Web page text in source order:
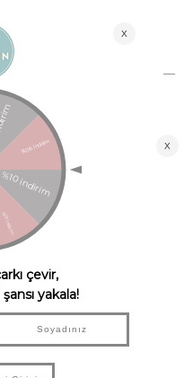
kutuda sunulmaktadır ve
olacaktır
ambalajlar
5,7 cm